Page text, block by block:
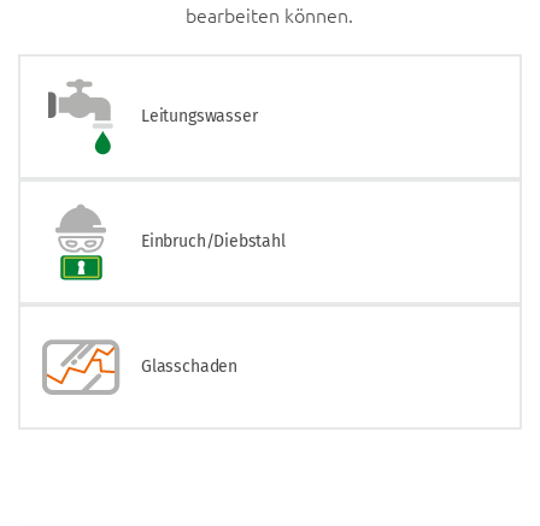
bearbeiten können.
Leitungswasser
Einbruch/Diebstahl
Glasschaden